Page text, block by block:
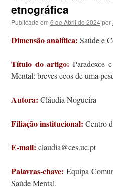
etnográfica
Publicado em 6 de Abril de 2024por
Dimensão analítica: Saúde e
Título do artigo:Paradoxos
Mental: breves ecos de uma
Autora: Cláudia Nogueira
Filiação institucional: Centro
E-mail: claudia@ces.uc.pt
Palavras-chave: Equipa
Saúde Mental.